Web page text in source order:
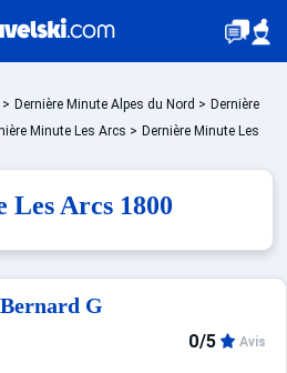
> Dernière Minute Alpes du Nord > Dernière
Minute Les Arcs > Dernière Minute Les
Arcs 1800
G
0/5 Avis